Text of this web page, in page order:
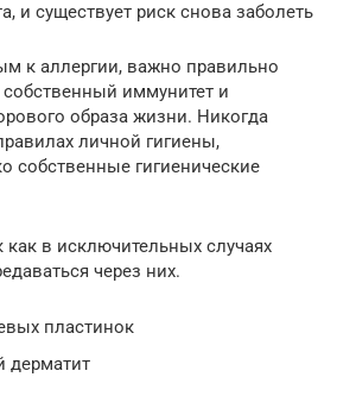
и существует риск снова заболеть
к аллергии, важно правильно
собственный иммунитет и
образа жизни. Никогда
личной гигиены,
собственные гигиенические
как в исключительных случаях
через них.
пластинок
дерматит